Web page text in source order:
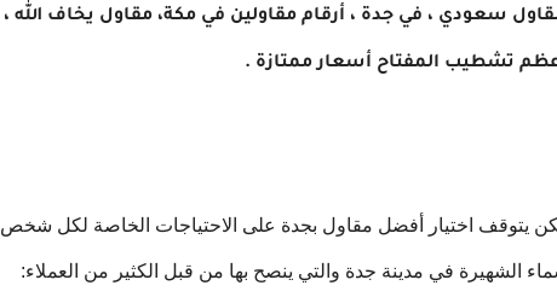
سعودي ، في جدة ، أرقام مقاولين في مكة، مقاول يخاف الله ،
تشطيب المفتاح أسعار ممتازة .
يتوقف اختيار أفضل مقاول بجدة على الاحتياجات الخاصة لكل شخص
الشهيرة في مدينة جدة والتي ينصح بها من قبل الكثير من العملاء: